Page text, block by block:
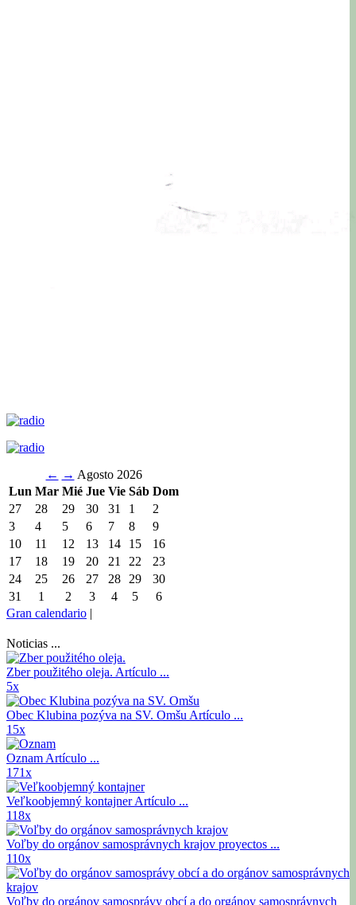
← → Agosto 2026
Lun Mar Mié Jue Vie Sáb Dom
27
28 29 30 31 1
2
3
4 5 6 7 8
9
10
11 12 13 14 15
16
17
18 19 20 21 22
23
24
25 26 27 28 29
30
31
1 2 3 4 5
6
Gran calendario |
Noticias ...
Zber použitého oleja. Artículo ...
5x
Obec Klubina pozýva na SV. Omšu Artículo ...
15x
Oznam Artículo ...
171x
Veľkoobjemný kontajnerArtículo ...
118x
Voľby do orgánov samosprávnych krajov proyectos ...
110x
Voľby do orgánov samosprávy obcí a do orgánov samosprávnych